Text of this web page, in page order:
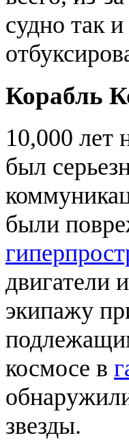
судно так
Корабль
10,000 лет
был
были
двигатели
экипажу
космосе в
звезды.